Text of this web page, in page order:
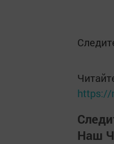
https://
Наш